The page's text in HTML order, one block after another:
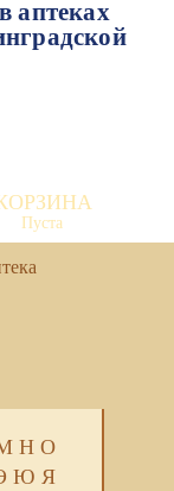
аптеках
Пуста
Н О
Ю Я